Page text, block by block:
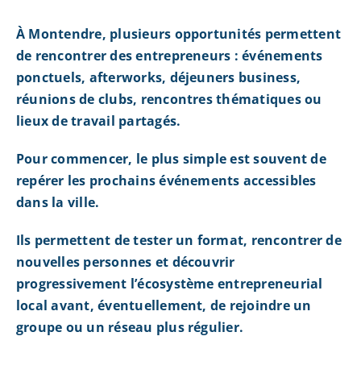
À Montendre, plusieurs opportunités permettent
de rencontrer des entrepreneurs : événements
ponctuels, afterworks, déjeuners business,
réunions de clubs, rencontres thématiques ou
lieux de travail partagés.
Pour commencer, le plus simple est souvent de
repérer les prochains événements accessibles
dans la ville.
Ils permettent de tester un format, rencontrer de
nouvelles personnes et découvrir
progressivement l’écosystème entrepreneurial
local avant, éventuellement, de rejoindre un
groupe ou un réseau plus régulier.